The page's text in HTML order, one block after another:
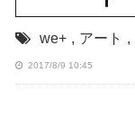
we+ , アート ,
2017/8/9 10:45